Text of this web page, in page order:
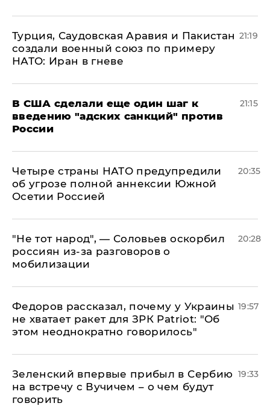
Турция, Саудовская Аравия и Пакистан
создали военный союз по примеру
НАТО: Иран в гневе
21:19
В США сделали еще один шаг к
введению "адских санкций" против
России
21:15
Четыре страны НАТО предупредили
об угрозе полной аннексии Южной
Осетии Россией
20:35
​"Не тот народ", — Соловьев оскорбил
россиян из-за разговоров о
мобилизации
20:28
Федоров рассказал, почему у Украины
не хватает ракет для ЗРК Patriot: "Об
этом неоднократно говорилось"
19:57
Зеленский впервые прибыл в Сербию
на встречу с Вучичем – о чем будут
говорить
19:33